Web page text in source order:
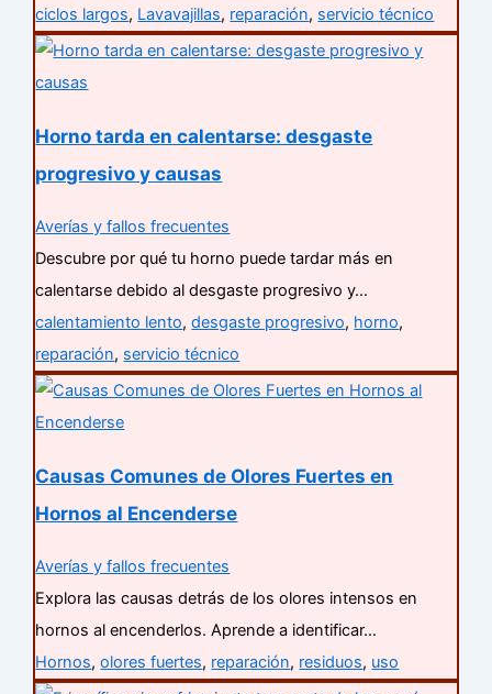
ciclos largos, Lavavajillas, reparación, servicio técnico
Horno tarda en calentarse: desgaste
progresivo y causas
Averías y fallos frecuentes
Descubre por qué tu horno puede tardar más en
calentarse debido al desgaste progresivo y…
calentamiento lento,desgaste progresivo, horno,
reparación, servicio técnico
Causas Comunes de Olores Fuertes en
Hornos al Encenderse
Averías y fallos frecuentes
Explora las causas detrás de los olores intensos en
hornos al encenderlos. Aprende a identificar…
Hornos,olores fuertes, reparación, residuos, uso